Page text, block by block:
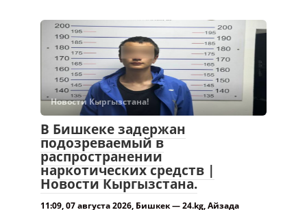
Новости Кыргызстана!
В Бишкеке задержан
подозреваемый в
распространении
наркотических средств |
Новости Кыргызстана.
11:09, 07 августа 2026, Бишкек — 24.kg, Айзада